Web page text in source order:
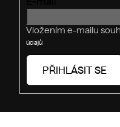
Vložením e-mailu
údajů
PŘIHLÁSIT SE